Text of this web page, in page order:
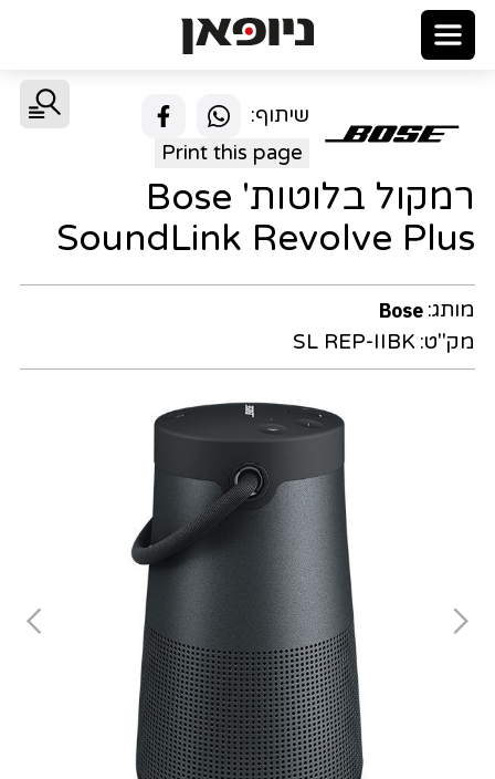
שיתוף:
Print this page
רמקול בלוטות' Bose
SoundLink Revolve Plus
מותג: Bose
מק"ט: SL REP-IIBK